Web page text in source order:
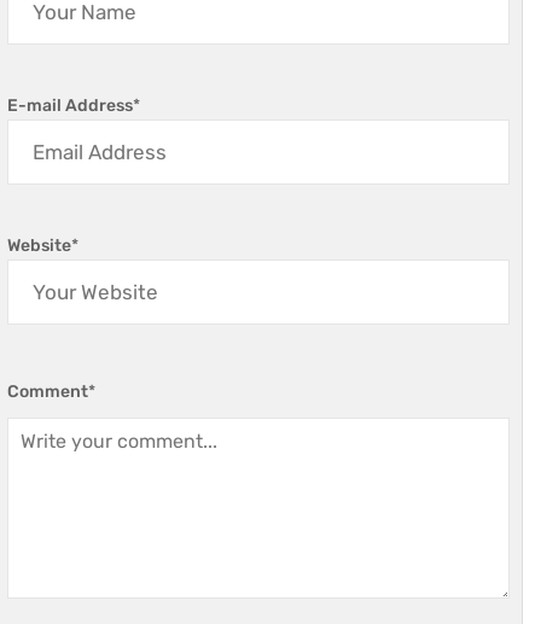
E-mail Address*
Website*
Comment*